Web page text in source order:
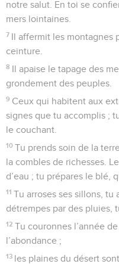
notre salut. En toi se
mers lointaines.
7 Il affermit les montagnes
ceinture.
8 Il apaise le tapage des
grondement des peuples.
9 Ceux qui habitent aux
signes que tu accomplis ;
le couchant.
10 Tu prends soin de la
la combles de richesses.
d’eau ; tu prépares le blé,
11 Tu arroses ses sillons, tu
détrempes par des pluies,
12 Tu couronnes l’année
l’abondance ;
13 les plaines du désert